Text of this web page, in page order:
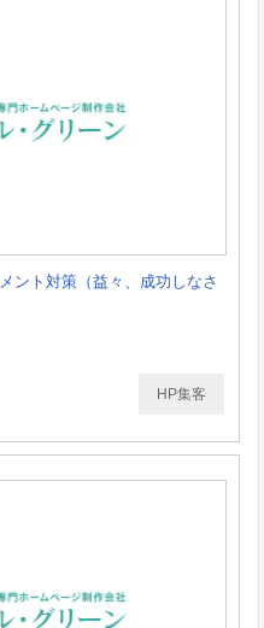
ント対策（益々、成功しなさ
HP集客